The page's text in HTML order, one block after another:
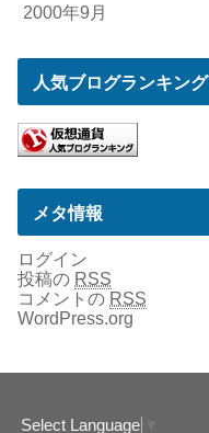
2000年9月
人気ブログランキング
メタ情報
ログイン
投稿の RSS
コメントの RSS
WordPress.org
Select Language